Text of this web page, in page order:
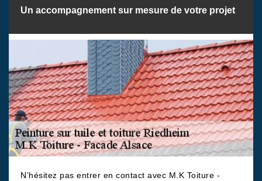
Un accompagnement sur mesure de votre projet
N’hésitez pas entrer en contact avec M.K Toiture -